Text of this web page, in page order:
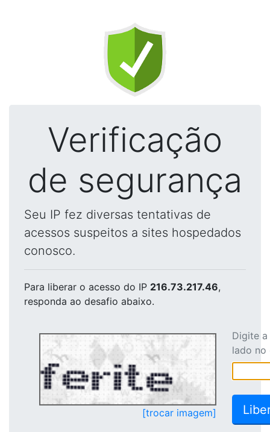
Verificação
de segurança
Seu IP fez diversas tentativas de
acessos suspeitos a sites hospedados
conosco.
Para liberar o acesso do IP 216.73.217.46,
responda ao desafio abaixo.
[trocar imagem]
Digite
lado no